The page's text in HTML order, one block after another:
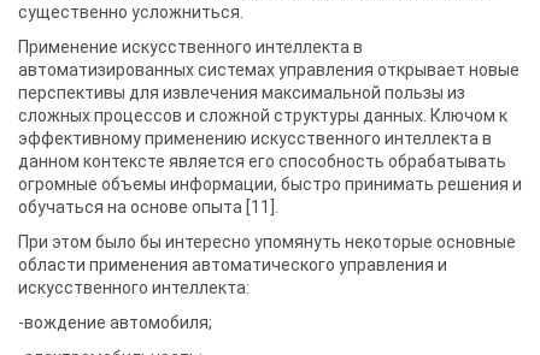
существенно усложниться.
Применение искусственного интеллекта в
автоматизированных системах управления открывает новые
перспективы для извлечения максимальной пользы из
сложных процессов и сложной структуры данных. Ключом к
эффективному применению искусственного интеллекта в
данном контексте является его способность обрабатывать
огромные объемы информации, быстро принимать решения и
обучаться на основе опыта [11].
При этом было бы интересно упомянуть некоторые основные
области применения автоматического управления и
искусственного интеллекта:
-вождение автомобиля;